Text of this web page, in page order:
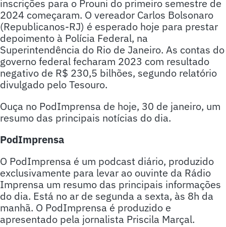
inscrições para o Prouni do primeiro semestre de
2024 começaram. O vereador Carlos Bolsonaro
(Republicanos-RJ) é esperado hoje para prestar
depoimento à Polícia Federal, na
Superintendência do Rio de Janeiro. As contas do
governo federal fecharam 2023 com resultado
negativo de R$ 230,5 bilhões, segundo relatório
divulgado pelo Tesouro.
Ouça no PodImprensa de hoje, 30 de janeiro, um
resumo das principais notícias do dia.
PodImprensa
O PodImprensa é um podcast diário, produzido
exclusivamente para levar ao ouvinte da Rádio
Imprensa um resumo das principais informações
do dia. Está no ar de segunda a sexta, às 8h da
manhã. O PodImprensa é produzido e
apresentado pela jornalista Priscila Marçal.